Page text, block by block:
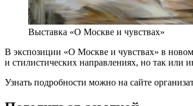
Выставка «О Москве и чувствах»
В экспозиции «О Москве и чувствах» в
и стилистических направлениях, но так или
Узнать подробности можно на сайте